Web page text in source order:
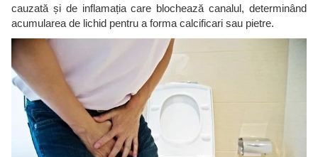
cauzată și de inflamația care blochează canalul, determinând
acumularea de lichid pentru a forma calcificari sau pietre.